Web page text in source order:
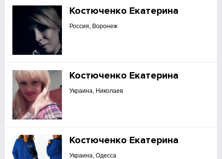
Костюченко Екатерина
Россия, Воронеж
Костюченко Екатерина
Украина, Николаев
Костюченко Екатерина
Украина, Одесса